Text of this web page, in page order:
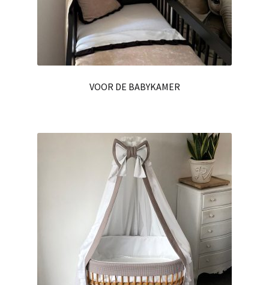
VOOR DE BABYKAMER